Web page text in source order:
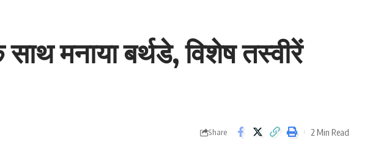
मनाया बर्थडे, विशेष तस्वीरें
Share 2 Min Read